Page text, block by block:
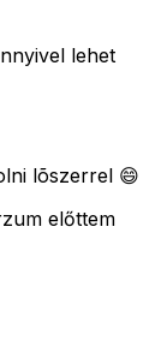
lehet
lõszerrel 😄
előttem